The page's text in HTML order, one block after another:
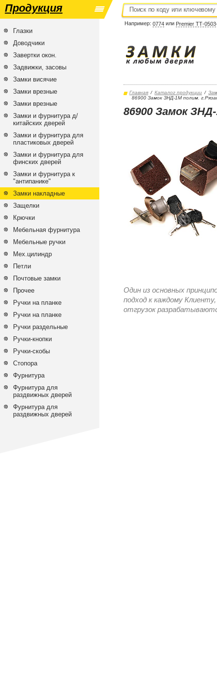
Продукция
Например: 0774 или Premier ТТ-
Глазки
Доводчики
Завертки окон.
Задвижки, засовы
Замки висячие
Замки врезные
Замки врезные
Замки и фурнитура д/
китайских дверей
Замки и фурнитура для
пластиковых дверей
Замки и фурнитура для
финских дверей
Замки и фурнитура к
"антипанике"
Замки накладные
Защелки
Крючки
Мебельная фурнитура
Мебельные ручки
Мех.цилиндр
Петли
Почтовые замки
Прочее
Ручки на планке
Ручки на планке
Ручки раздельные
Ручки-кнопки
Ручки-скобы
Стопора
Фурнитура
Фурнитура для
раздвижных дверей
Фурнитура для
раздвижных дверей
Главная / Каталог продукции /
86900 Замок ЗНД-1М полим.
86900 Замок
Один из основных
подход к каждому
отгрузок